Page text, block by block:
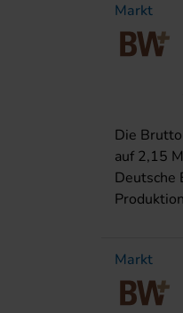
Markt
Die
auf 2,15
Deutsche
Markt